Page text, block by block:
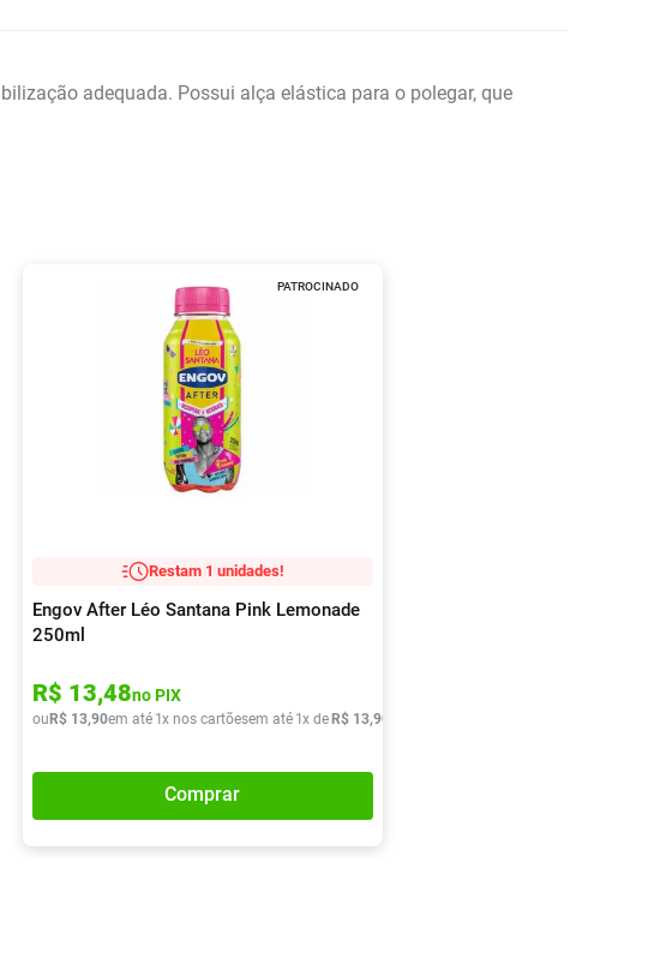
adequada. Possui alça elástica para o polegar, que
PATROCINADO
Restam 1 unidades!
Engov After Léo Santana Pink Lemonade
250ml
R$ 13,48no PIX
ou R$ 13,90em até 1x nos cartõesem até 1x de R$ 13,90
Comprar